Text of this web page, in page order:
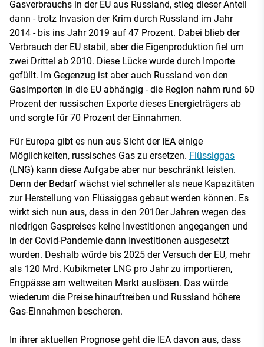
Gasverbrauchs in der EU aus Russland, stieg dieser Anteil
dann - trotz Invasion der Krim durch Russland im Jahr
2014 - bis ins Jahr 2019 auf 47 Prozent. Dabei blieb der
Verbrauch der EU stabil, aber die Eigenproduktion fiel um
zwei Drittel ab 2010. Diese Lücke wurde durch Importe
gefüllt. Im Gegenzug ist aber auch Russland von den
Gasimporten in die EU abhängig - die Region nahm rund 60
Prozent der russischen Exporte dieses Energieträgers ab
und sorgte für 70 Prozent der Einnahmen.
Für Europa gibt es nun aus Sicht der IEA einige
Möglichkeiten, russisches Gas zu ersetzen. Flüssiggas
(LNG) kann diese Aufgabe aber nur beschränkt leisten.
Denn der Bedarf wächst viel schneller als neue Kapazitäten
zur Herstellung von Flüssiggas gebaut werden können. Es
wirkt sich nun aus, dass in den 2010er Jahren wegen des
niedrigen Gaspreises keine Investitionen angegangen und
in der Covid-Pandemie dann Investitionen ausgesetzt
wurden. Deshalb würde bis 2025 der Versuch der EU, mehr
als 120 Mrd. Kubikmeter LNG pro Jahr zu importieren,
Engpässe am weltweiten Markt auslösen. Das würde
wiederum die Preise hinauftreiben und Russland höhere
Gas-Einnahmen bescheren.
In ihrer aktuellen Prognose geht die IEA davon aus, dass